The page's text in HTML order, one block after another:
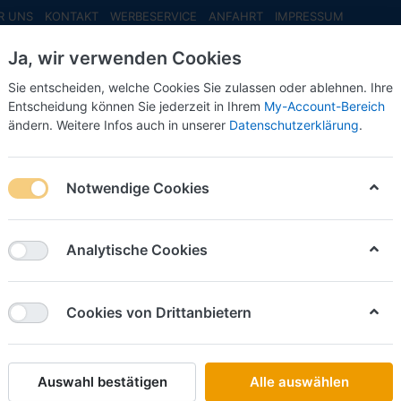
UNS KONTAKT WERBESERVICE ANFAHRT IMPRESSUM
INFO MAI NEU EINGETROFFEN NEUHEITEN
3
nach
HRT Intertrans, Volvo FH GL XL 2020 svsp.
(Sonderedition Ungarn)
H957083
Ja, wir verwenden Cookies
Sie entscheiden, welche Cookies Sie zulassen oder ablehnen. Ihre
Entscheidung können Sie jederzeit in Ihrem My-Account-Bereich
ändern. Weitere Infos auch in unserer Datenschutzerklärung.
Notwendige Cookies
Analytische Cookies
Cookies von Drittanbietern
Auswahl bestätigen Alle auswählen